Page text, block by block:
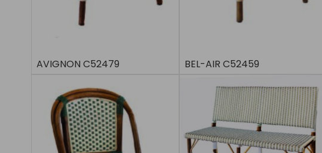
AVIGNON C52479 BEL-AIR C52459